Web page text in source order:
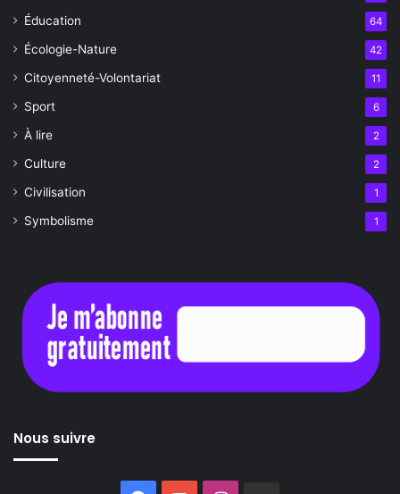
Éducation 64
Écologie-Nature 42
Citoyenneté-Volontariat 11
Sport 6
À lire 2
Culture 2
Civilisation 1
Symbolisme 1
Nous suivre